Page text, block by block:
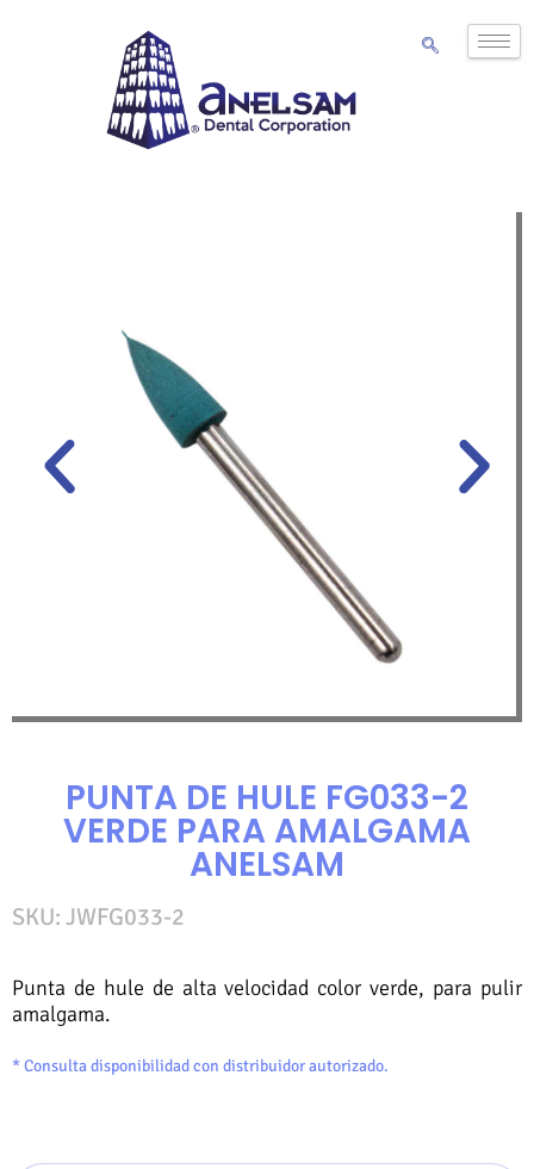
PUNTA DE HULE FG033-2
VERDE PARA AMALGAMA
ANELSAM
SKU: JWFG033-2
Punta de hule de alta velocidad color verde, para pulir
amalgama.
* Consulta disponibilidad con distribuidor autorizado.